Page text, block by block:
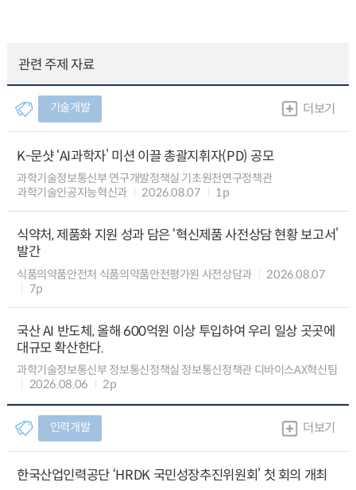
관련 주제 자료
기술개발 더보기
K-문샷 ‘AI과학자’ 미션 이끌 총괄지휘자(PD) 공모
과학기술정보통신부 연구개발정책실 기초원천연구정책관
과학기술인공지능혁신과
2026.08.07 1p
식약처, 제품화 지원 성과 담은 ‘혁신제품 사전상담 현황 보고서’
발간
식품의약품안전처 식품의약품안전평가원 사전상담과
2026.08.07
7p
국산 AI 반도체, 올해 600억원 이상 투입하여 우리 일상 곳곳에
대규모 확산한다.
과학기술정보통신부 정보통신정책실 정보통신정책관 디바이스AX혁신팀
2026.08.06
2p
인력개발 더보기
한국산업인력공단 ‘HRDK 국민성장추진위원회’ 첫 회의 개최